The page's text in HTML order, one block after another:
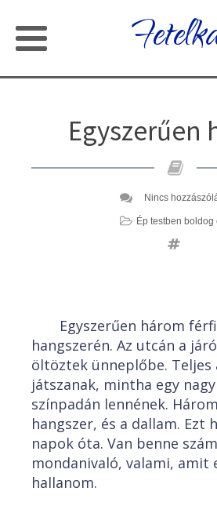
Egyszerűen
Nincs
Ép testben boldog
Egyszerűen három
hangszerén. Az utcán a
öltöztek ünneplőbe. Teljes
játszanak, mintha egy
színpadán lennének.
hangszer, és a dallam. Ezt
napok óta. Van benne
mondanivaló, valami, amit
hallanom.